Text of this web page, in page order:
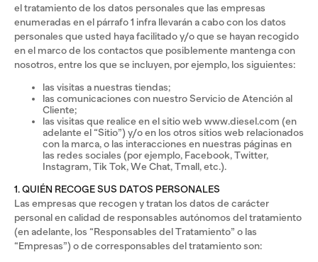
el tratamiento de los datos personales que las empresas
enumeradas en el párrafo 1 infra llevarán a cabo con los datos
personales que usted haya facilitado y/o que se hayan recogido
en el marco de los contactos que posiblemente mantenga con
nosotros, entre los que se incluyen, por ejemplo, los siguientes:
las visitas a nuestras tiendas;
las comunicaciones con nuestro Servicio de Atención al
Cliente;
las visitas que realice en el sitio web www.diesel.com (en
adelante el “Sitio”) y/o en los otros sitios web relacionados
con la marca, o las interacciones en nuestras páginas en
las redes sociales (por ejemplo, Facebook, Twitter,
Instagram, Tik Tok, We Chat, Tmall, etc.).
1. QUIÉN RECOGE SUS DATOS PERSONALES
Las empresas que recogen y tratan los datos de carácter
personal en calidad de responsables autónomos del tratamiento
(en adelante, los “Responsables del Tratamiento” o las
“Empresas”) o de corresponsables del tratamiento son: